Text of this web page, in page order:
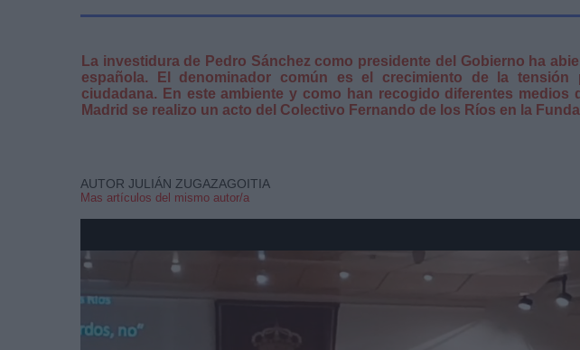
La investidura de Pedro Sánchez como presidente del Gobierno ha
española. El denominador común es el crecimiento de la
ciudadana. En este ambiente y como han recogido diferentes medios
Madrid se realizo un acto del Colectivo Fernando de los Ríos en la
AUTOR JULIÁN ZUGAZAGOITIA
Mas artículos del mismo autor/a